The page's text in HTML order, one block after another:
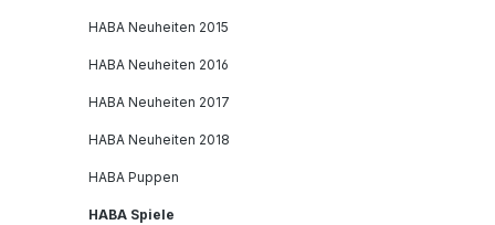
HABA Neuheiten 2015
HABA Neuheiten 2016
HABA Neuheiten 2017
HABA Neuheiten 2018
HABA Puppen
HABA Spiele